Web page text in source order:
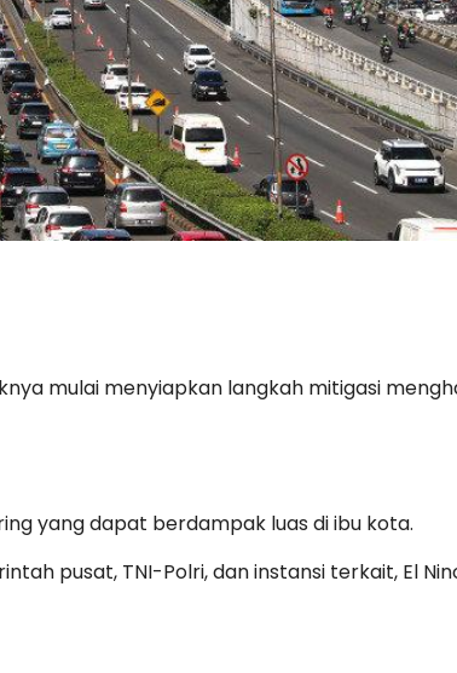
mulai menyiapkan langkah mitigasi
yang dapat berdampak luas di ibu kota.
pusat, TNI-Polri, dan instansi terkait, El